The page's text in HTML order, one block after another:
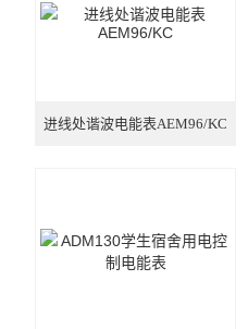
电力监控与保护
电能管理
电能质量治理
进线处谐波电能表AEM96/KC